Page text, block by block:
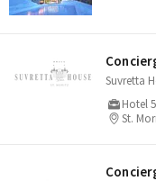
Suvretta
Hotel
St.